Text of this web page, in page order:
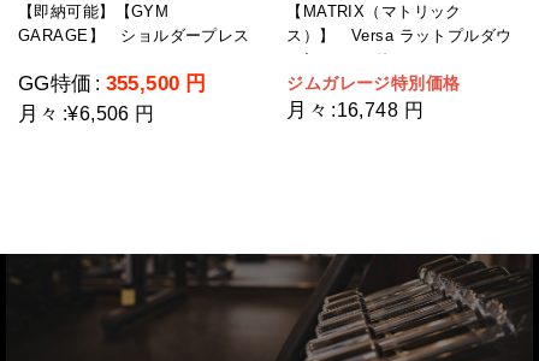
【即納可能】【GYM
GARAGE】 ショルダープレス
ク重量109kg)
GG特価 : 355,500 円
月々 :¥6,506 円
【MATRIX（マトリック
ス）】 Versa ラットプルダウ
ン/シーテッドロー
ジムガレージ特別価格
月々 :16,748 円